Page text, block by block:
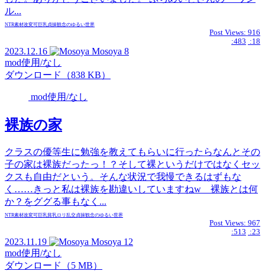
ル...
NTR素材改変可巨乳貞操観念のゆるい世界
Post Views: 916
:483 :18
2023.12.16 Mosoya 8
mod使用/なし
ダウンロード（838 KB）
mod使用/なし
裸族の家
クラスの優等生に勉強を教えてもらいに行ったらなんとその
子の家は裸族だったっ！？そして裸というだけではなくセッ
クスも自由だという。そんな状況で我慢できるはずもな
く……きっと私は裸族を勘違いしていますねw 裸族とは何
か？をググる事もなく...
NTR素材改変可巨乳貧乳ロリ 乱交貞操観念のゆるい世界
Post Views: 967
:513 :23
2023.11.19 Mosoya 12
mod使用/なし
ダウンロード（5 MB）